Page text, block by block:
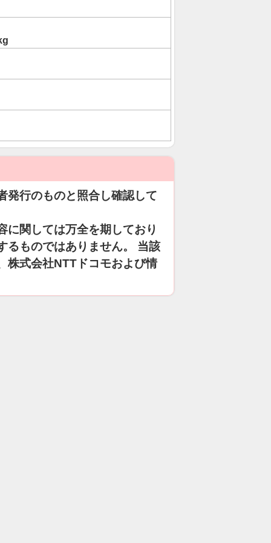
発行のものと照合し確認して
に関しては万全を期しており
るものではありません。 当該
株式会社NTTドコモおよび情